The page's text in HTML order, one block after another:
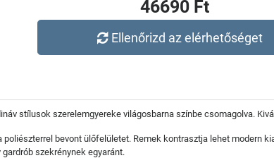
46690 Ft
Ellenőrizd az elérhetőséget
stílusok szerelemgyereke világosbarna színbe csomagolva.
bevont ülőfelületet. Remek kontrasztja lehet modern
szekrénynek egyaránt.